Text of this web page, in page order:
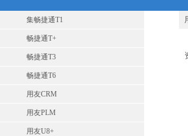
集畅捷通T1
畅捷通T+
畅捷通T3
畅捷通T6
用友CRM
用友PLM
用友U8+